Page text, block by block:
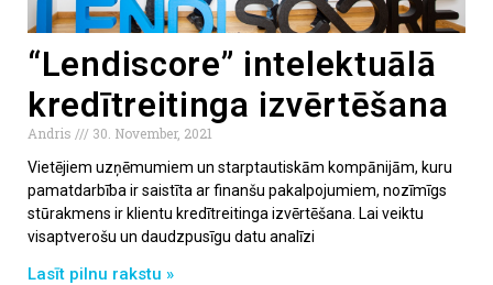
“Lendiscore” intelektuālā
kredītreitinga izvērtēšana
Andris
30. November, 2021
Vietējiem uzņēmumiem un starptautiskām kompānijām, kuru
pamatdarbība ir saistīta ar finanšu pakalpojumiem, nozīmīgs
stūrakmens ir klientu kredītreitinga izvērtēšana. Lai veiktu
visaptverošu un daudzpusīgu datu analīzi
Lasīt pilnu rakstu »